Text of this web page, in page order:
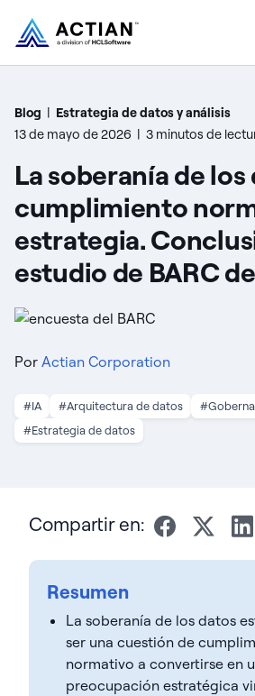
Productos
Empresa
Recursos
Blog | Estrategia de datos y análisis
13 de mayo de 2026 | 3 minutos de
La soberanía de
cumplimiento
estrategia.
estudio de BARC
Por Actian Corporation
#IA #Arquitectura de datos
#Estrategia de datos
Compartir en:
Resumen
La soberanía de los datos
ser una cuestión de
normativo a convertirse en
preocupación estratégica